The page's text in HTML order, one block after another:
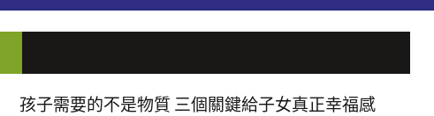
孩子需要的不是物質 三個關鍵給子女真正幸福感